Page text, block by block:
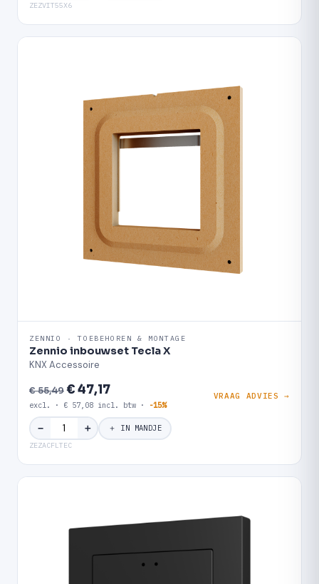
ZEZVIT55X6
ZENNIO · TOEBEHOREN & MONTAGE
Zennio inbouwset Tecla X
KNX Accessoire
€ 55,49€ 47,17
excl. · € 57,08 incl. btw · -15%
VRAAG ADVIES →
− ＋ ＋ IN MANDJE
ZEZACFLTEC